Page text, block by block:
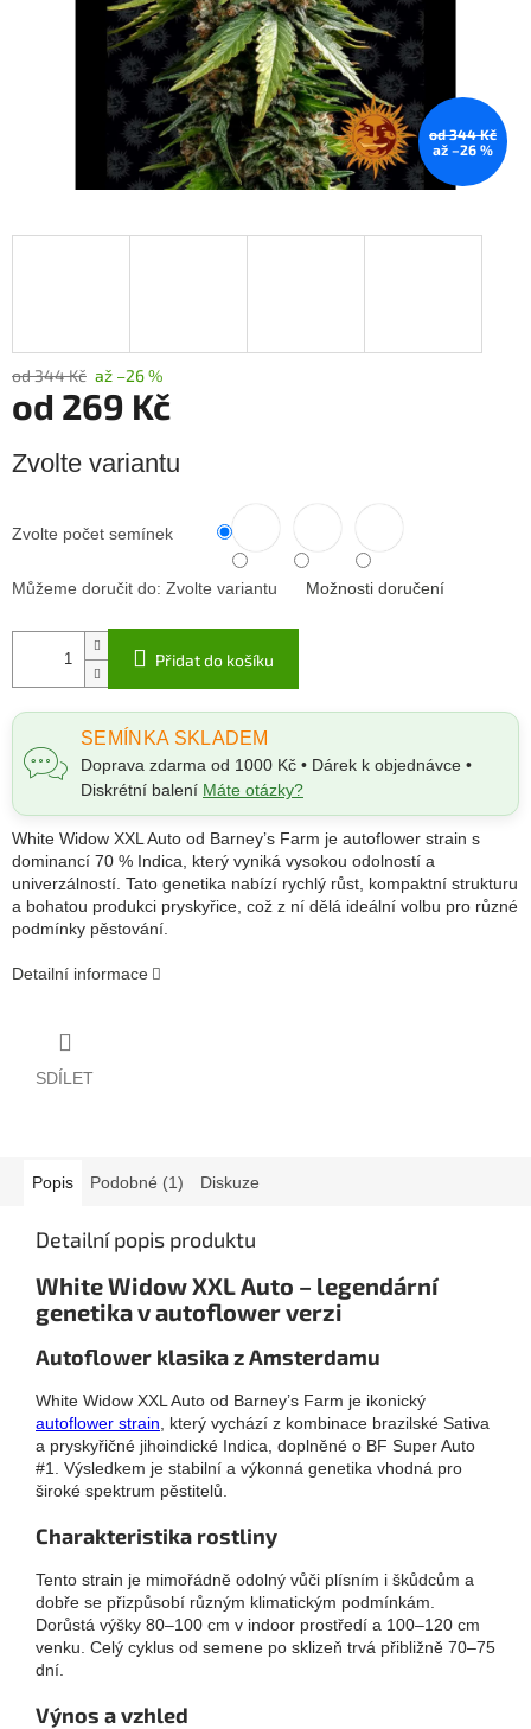
od 344 Kč
až –26 %
od 344 Kč až –26 %
od 269 Kč
cena:
Zvolte variantu
Zvolte počet semínek
Můžeme doručit do: Zvolte variantu Možnosti doručení
Přidat do košíku
SEMÍNKA SKLADEM
Doprava zdarma od 1000 Kč • Dárek k objednávce •
Diskrétní balení Máte otázky?
White Widow XXL Auto od Barney’s Farm je autoflower strain s
dominancí 70 % Indica, který vyniká vysokou odolností a
univerzálností. Tato genetika nabízí rychlý růst, kompaktní strukturu
a bohatou produkci pryskyřice, což z ní dělá ideální volbu pro různé
podmínky pěstování.
Detailní informace
SDÍLET
Popis Podobné (1) Diskuze
Detailní popis produktu
White Widow XXL Auto – legendární
genetika v autoflower verzi
Autoflower klasika z Amsterdamu
White Widow XXL Auto od Barney’s Farm je ikonický
autoflower strain , který vychází z kombinace brazilské Sativa
a pryskyřičné jihoindické Indica, doplněné o BF Super Auto
#1. Výsledkem je stabilní a výkonná genetika vhodná pro
široké spektrum pěstitelů.
Charakteristika rostliny
Tento strain je mimořádně odolný vůči plísním i škůdcům a
dobře se přizpůsobí různým klimatickým podmínkám.
Dorůstá výšky 80–100 cm v indoor prostředí a 100–120 cm
venku. Celý cyklus od semene po sklizeň trvá přibližně 70–75
dní.
Výnos a vzhled